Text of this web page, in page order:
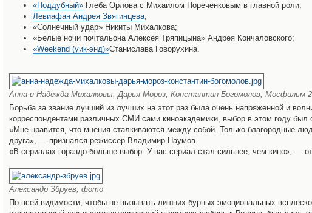
«Поддубный» Глеба Орлова с Михаилом Пореченковым в главной роли;
Левиафан Андрея Звягинцева;
«Солнечный удар» Никиты Михалкова;
«Белые ночи почтальона Алексея Тряпицына» Андрея Кончаловского;
«Weekend (уик-энд)»Станислава Говорухина.
Анна и Надежда Михалковы, Дарья Мороз, Константин Богомолов, Мосфильм
Борьба за звание лучший из лучших на этот раз была очень напряженной и
корреспондентами различных СМИ сами киноакадемики, выбор в этом году был
«Мне нравится, что мнения сталкиваются между собой. Только благородные
друга», — признался режиссер Владимир Наумов.
«В сериалах гораздо больше выбор. У нас сериал стал сильнее, чем кино», —
Александр Збруев, фото
По всей видимости, чтобы не вызывать лишних бурных эмоциональных